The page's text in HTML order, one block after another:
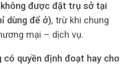
không được đặt trụ sở tại
dùng để ở), trừ khi chung
mại – dịch vụ.
có quyền định đoạt hay cho